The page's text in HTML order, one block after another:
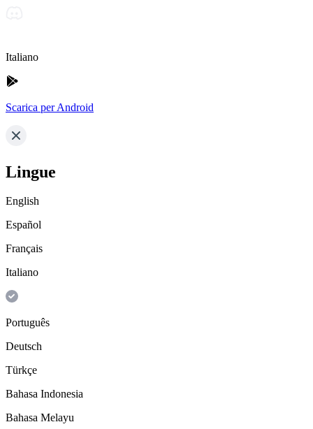
Italiano
Scarica per Android
Lingue
English
Español
Français
Italiano
Português
Deutsch
Türkçe
Bahasa Indonesia
Bahasa Melayu